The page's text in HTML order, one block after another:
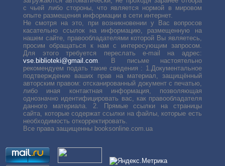
с чьей либо стороны, что является нормой в мировом
опыте размещения информации в сети интернет.
Не смотря на это, при возникновении у Вас вопросов
касательно ссылок на информацию, размещенную на
нашем сайте, правообладателями которой Вы являетесь,
просим обращаться к нам с интересующим запросом.
Для этого требуется переслать е-mail на адрес:
vse.biblioteki@gmail.com . В письме настоятельно
рекомендуем подать такие сведения : 1.Документальное
подтверждение ваших прав на материал, защищённый
авторским правом: отсканированный документ с печатью,
либо иная контактная информация, позволяющая
однозначно идентифицировать вас, как правообладателя
данного материала. 2. Прямые ссылки на страницы
сайта, которые содержат ссылки на файлы, которые есть
необходимость откорректировать.
Все права защищенны booksonline.com.ua